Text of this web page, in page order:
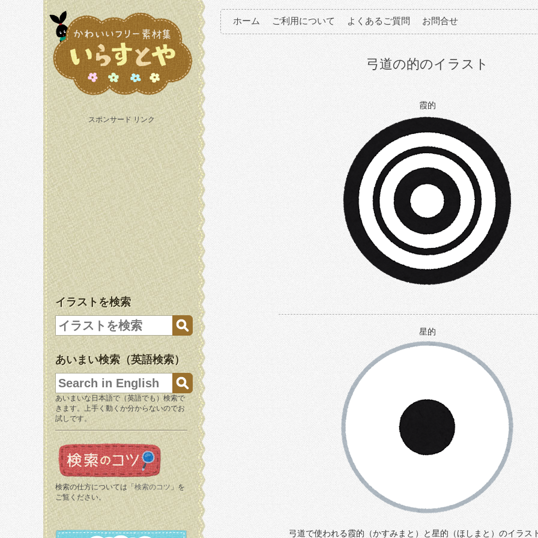
スポンサード リンク
イラストを検索
あいまい検索（英語検索）
あいまいな日本語で（英語でも）検索で
きます。上手く動くか分からないのでお
試しです。
検索の仕方については「 検索のコツ 」を
ご覧ください。
ホーム ご利用について よくあるご質問 お問合せ
弓道の的のイラスト
霞的
星的
弓道で使われる霞的（かすみまと）と星的（ほしまと）のイラス